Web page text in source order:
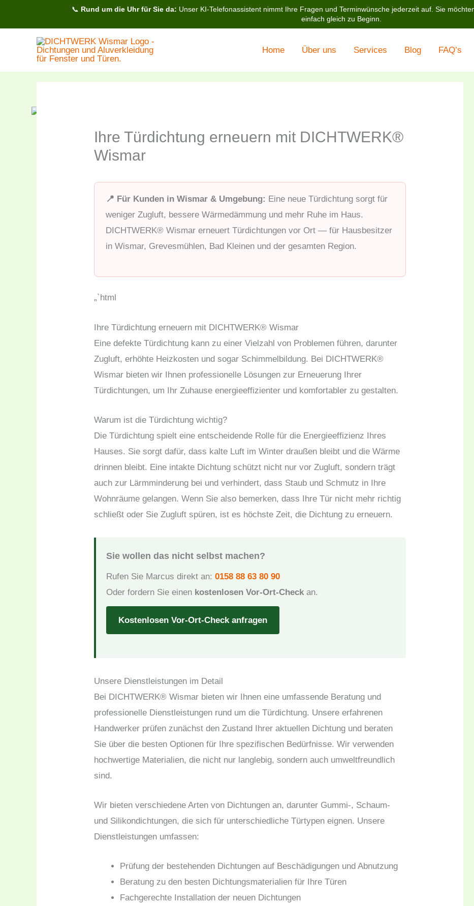
📞 Rund um die Uhr für Sie da: Unser KI-Telefonassistent nimmt Ihre Fragen und Terminwünsche jederzeit auf. Sie
einfach gleich zu Beginn.
Home
Über uns Services Blog FAQ’s
Ihre Türdichtung erneuern mit DICHTWERK®
Wismar
📍 Für Kunden in Wismar & Umgebung: Eine neue Türdichtung sorgt für
weniger Zugluft, bessere Wärmedämmung und mehr Ruhe im Haus.
DICHTWERK® Wismar erneuert Türdichtungen vor Ort — für Hausbesitzer
in Wismar, Grevesmühlen, Bad Kleinen und der gesamten Region.
„`html
Ihre Türdichtung erneuern mit DICHTWERK® Wismar
Eine defekte Türdichtung kann zu einer Vielzahl von Problemen führen, darunter
Zugluft, erhöhte Heizkosten und sogar Schimmelbildung. Bei DICHTWERK®
Wismar bieten wir Ihnen professionelle Lösungen zur Erneuerung Ihrer
Türdichtungen, um Ihr Zuhause energieeffizienter und komfortabler zu gestalten.
Warum ist die Türdichtung wichtig?
Die Türdichtung spielt eine entscheidende Rolle für die Energieeffizienz Ihres
Hauses. Sie sorgt dafür, dass kalte Luft im Winter draußen bleibt und die Wärme
drinnen bleibt. Eine intakte Dichtung schützt nicht nur vor Zugluft, sondern trägt
auch zur Lärmminderung bei und verhindert, dass Staub und Schmutz in Ihre
Wohnräume gelangen. Wenn Sie also bemerken, dass Ihre Tür nicht mehr richtig
schließt oder Sie Zugluft spüren, ist es höchste Zeit, die Dichtung zu erneuern.
Sie wollen das nicht selbst machen?
Rufen Sie Marcus direkt an:0158 88 63 80 90
Oder fordern Sie einen kostenlosen Vor-Ort-Check an.
Kostenlosen Vor-Ort-Check anfragen
Unsere Dienstleistungen im Detail
Bei DICHTWERK® Wismar bieten wir Ihnen eine umfassende Beratung und
professionelle Dienstleistungen rund um die Türdichtung. Unsere erfahrenen
Handwerker prüfen zunächst den Zustand Ihrer aktuellen Dichtung und beraten
Sie über die besten Optionen für Ihre spezifischen Bedürfnisse. Wir verwenden
hochwertige Materialien, die nicht nur langlebig, sondern auch umweltfreundlich
sind.
Wir bieten verschiedene Arten von Dichtungen an, darunter Gummi-, Schaum-
und Silikondichtungen, die sich für unterschiedliche Türtypen eignen. Unsere
Dienstleistungen umfassen:
Prüfung der bestehenden Dichtungen auf Beschädigungen und Abnutzung
Beratung zu den besten Dichtungsmaterialien für Ihre Türen
Fachgerechte Installation der neuen Dichtungen